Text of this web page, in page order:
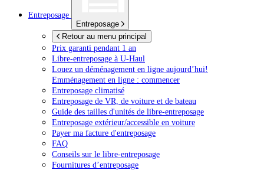
Entreposage
Entreposage
Retour au menu principal
Prix garanti pendant 1 an
Libre-entreposage à U-Haul
Louez un déménagement en ligne aujourd’hui!
Emménagement en ligne : commencer
Entreposage climatisé
Entreposage de VR, de voiture et de bateau
Guide des tailles d'unités de libre-entreposage
Entreposage extérieur/accessible en voiture
Payer ma facture d'entreposage
FAQ
Conseils sur le libre-entreposage
Fournitures d’entreposage